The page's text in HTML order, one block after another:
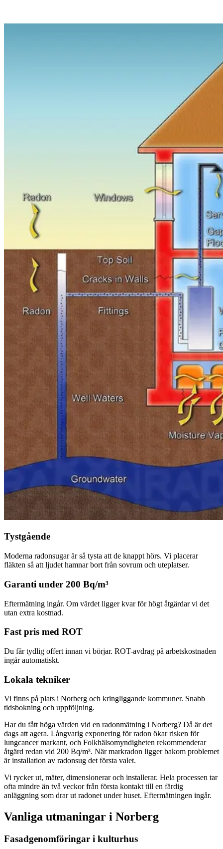
Tystgående
Moderna radonsugar är så tysta att de knappt hörs. Vi placerar
fläkten så att ljudet hamnar bort från sovrum och uteplatser.
Garanti under 200 Bq/m³
Eftermätning ingår. Om värdet ligger kvar för högt åtgärdar vi det
utan extra kostnad.
Fast pris med ROT
Du får tydlig offert innan vi börjar. ROT-avdrag på arbetskostnaden
ingår automatiskt.
Lokala tekniker
Vi finns på plats i Norberg och kringliggande kommuner. Snabb
tidsbokning och uppföljning.
Har du fått höga värden vid en radonmätning i Norberg? Då är det
dags att agera. Långvarig exponering för radon ökar risken för
lungcancer markant, och Folkhälsomyndigheten rekommenderar
åtgärd redan vid 200 Bq/m³. När markradon ligger bakom problemet
är installation av radonsug det första valet.
Vi rycker ut, mäter, dimensionerar och installerar. Hela processen tar
ofta mindre än två veckor från första kontakt till en färdig
anläggning som drar ut radonet under huset. Eftermätningen ingår.
Vanliga utmaningar i Norberg
Fasadgenomföringar i kulturhus